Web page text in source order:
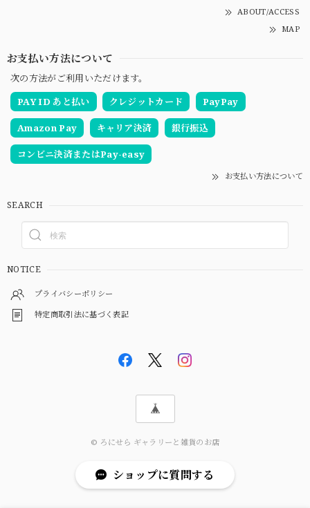
ABOUT/ACCESS
MAP
お支払い方法について
次の方法がご利用いただけます。
PAY ID あと払い
クレジットカード PayPay
Amazon Pay キャリア決済 銀行振込
コンビニ決済またはPay-easy
お支払い方法について
SEARCH
NOTICE
プライバシーポリシー
特定商取引法に基づく表記
© ろにせら ギャラリーと雑貨のお店
ショップに質問する